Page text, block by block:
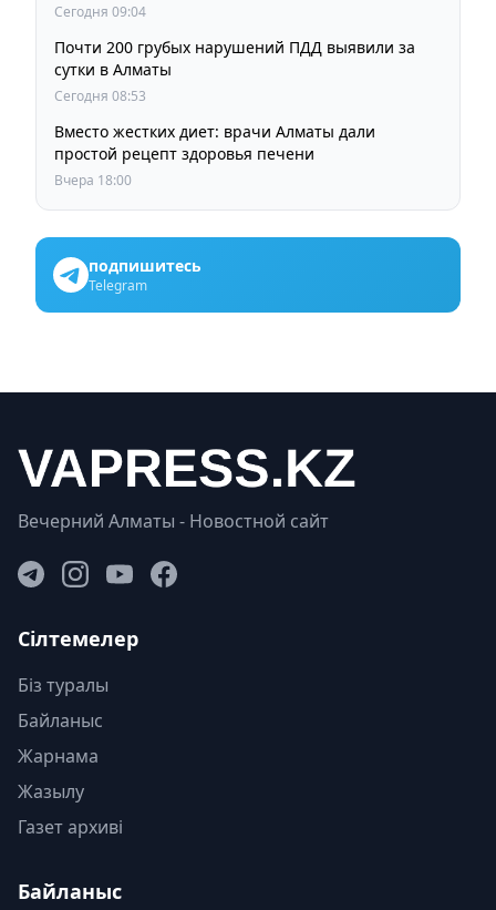
Сегодня 09:04
Почти 200 грубых нарушений ПДД выявили за
сутки в Алматы
Сегодня 08:53
Вместо жестких диет: врачи Алматы дали
Вчера 18:00
подпишитесь
Telegram
Вечерний Алматы - Новостной сайт
Сілтемелер
Біз туралы
Байланыс
Жарнама
Жазылу
Газет архиві
Байланыс